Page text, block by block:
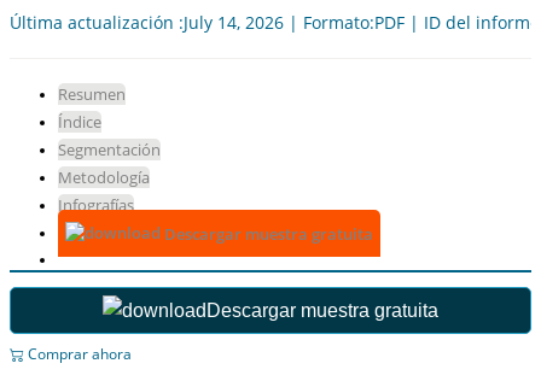
Última actualización :July 14, 2026 | Formato:PDF | ID del
Resumen
Índice
Segmentación
Metodología
Infografías
Descargar muestra gratuita
Descargar muestra gratuita
Comprar ahora